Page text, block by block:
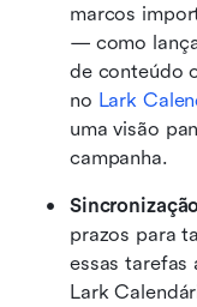
marcos
— como
de conteúdo
no Lark
uma visão
campanha.
prazos para
essas tarefas
Lark